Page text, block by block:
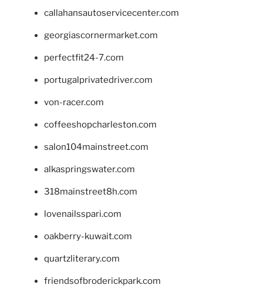
callahansautoservicecenter.com
georgiascornermarket.com
perfectfit24-7.com
portugalprivatedriver.com
von-racer.com
coffeeshopcharleston.com
salon104mainstreet.com
alkaspringswater.com
318mainstreet8h.com
lovenailsspari.com
oakberry-kuwait.com
quartzliterary.com
friendsofbroderickpark.com